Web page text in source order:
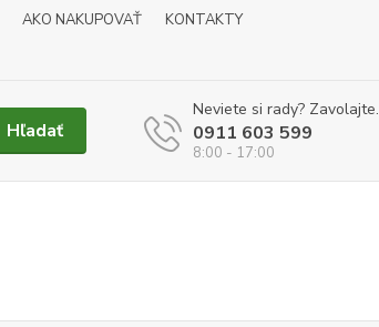
AKO NAKUPOVAŤ
KONTAKTY
Hľadať
Neviete si rady? Zavolajte.
0911 603 599
8:00 - 17:00